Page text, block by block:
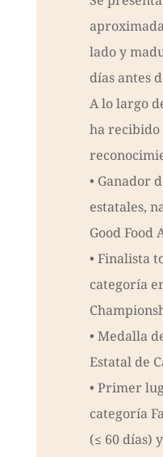
lado y
días antes
A lo largo
ha recibido
• Ganador
estatales,
Good Food
• Finalista
categoría
• Medalla
Estatal de
• Primer
categoría
(≤ 60 días)